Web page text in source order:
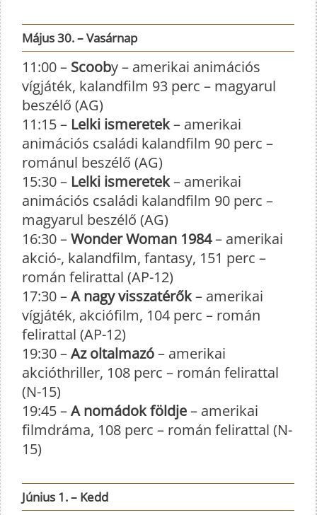
Május 30. – Vasárnap
11:00 – Scooby – amerikai animációs
vígjáték, kalandfilm 93 perc – magyarul
beszélő (AG)
11:15 – Lelki ismeretek– amerikai
animációs családi kalandfilm 90 perc –
románul beszélő (AG)
15:30 – Lelki ismeretek– amerikai
animációs családi kalandfilm 90 perc –
magyarul beszélő (AG)
16:30 –Wonder Woman 1984– amerikai
akció-, kalandfilm, fantasy, 151 perc –
román felirattal (AP-12)
17:30 –A nagy visszatérők– amerikai
vígjáték, akciófilm, 104 perc – román
felirattal (AP-12)
19:30 –Az oltalmazó– amerikai
akcióthriller, 108 perc – román felirattal
(N-15)
19:45 –A nomádok földje– amerikai
filmdráma, 108 perc – román felirattal (N-
15)
Június 1. – Kedd